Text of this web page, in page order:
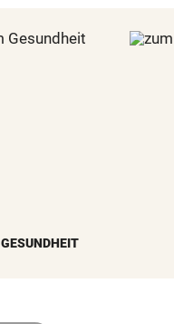
GESUNDHEIT